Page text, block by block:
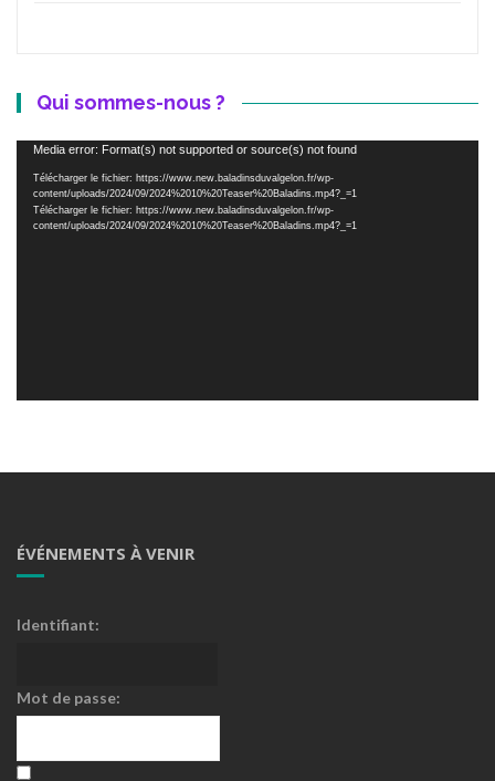
Qui sommes-nous ?
Lecteur
vidéo
Media error: Format(s) not supported or source(s) not found
Télécharger le fichier: https://www.new.baladinsduvalgelon.fr/wp-
content/uploads/2024/09/2024%2010%20Teaser%20Baladins.mp4?_=1
Télécharger le fichier: https://www.new.baladinsduvalgelon.fr/wp-
content/uploads/2024/09/2024%2010%20Teaser%20Baladins.mp4?_=1
ÉVÉNEMENTS À VENIR
Identifiant:
Mot de passe: